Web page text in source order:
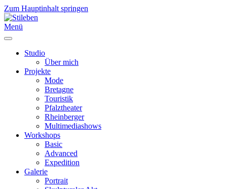
Zum Hauptinhalt springen
Menü
Studio
Über mich
Projekte
Mode
Bretagne
Touristik
Pfalztheater
Rheinberger
Multimediashows
Workshops
Basic
Advanced
Expedition
Galerie
Portrait